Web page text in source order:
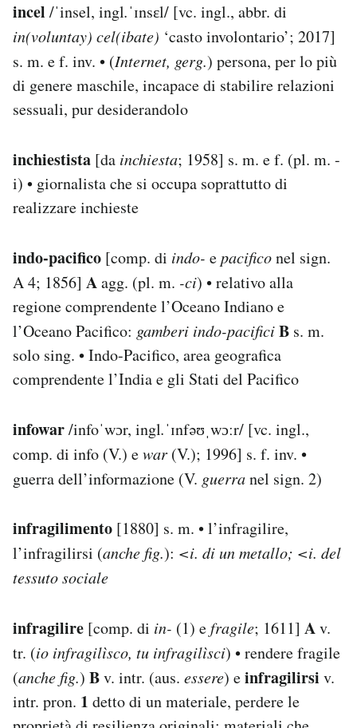
incel /ˈinsel, ingl.ˈɪnsɛl/ [vc. ingl., abbr. di
in(voluntay) cel(ibate) ‘casto involontario’; 2017]
s. m. e f. inv. • (Internet, gerg.) persona, per lo più
di genere maschile, incapace di stabilire relazioni
sessuali, pur desiderandolo
inchiestista [da inchiesta; 1958] s. m. e f. (pl. m. -
i) • giornalista che si occupa soprattutto di
realizzare inchieste
indo-pacifico [comp. di indo- epacificonel sign.
A 4; 1856] Aagg. (pl. m. -ci) • relativo alla
regione comprendente l’Oceano Indiano e
l’Oceano Pacifico: gamberi indo-pacificiB s. m.
solo sing. • Indo-Pacifico, area geografica
comprendente l’India e gli Stati del Pacifico
infowar/infoˈwɔr, ingl.ˈɪnfəʊˌwɔːr/ [vc. ingl.,
comp. di info (V.) ewar (V.); 1996] s. f. inv. •
guerra dell’informazione (V. guerranel sign. 2)
infragilimento [1880] s. m. • l’infragilire,
l’infragilirsi (anche fig.): <i. di un metallo; <i. del
tessuto sociale
infragilire [comp. di in- (1) efragile; 1611] Av.
tr. (io infragilìsco, tu infragilìsci) • rendere fragile
(anche fig.) Bv. intr. (aus. essere) einfragilirsi v.
intr. pron. 1 detto di un materiale, perdere le